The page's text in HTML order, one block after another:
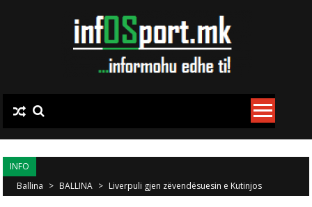
INFO
Ballina > BALLINA > Liverpuli gjen zëvendësuesin e Kutinjos